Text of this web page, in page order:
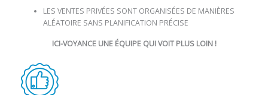
LES VENTES PRIVÉES SONT ORGANISÉES DE MANIÈRES
ALÉATOIRE SANS PLANIFICATION PRÉCISE
ICI-VOYANCE UNE ÉQUIPE QUI VOIT PLUS LOIN !